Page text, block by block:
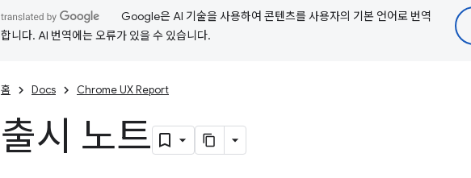
Google은 AI 기술을 사용하여 콘텐츠를 사용자의 기본 언어로 번역
합니다. AI 번역에는 오류가 있을 수 있습니다.
홈 Docs Chrome UX Report
출시 노트